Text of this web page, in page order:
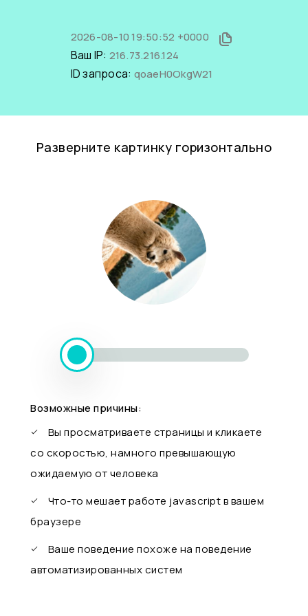
2026-08-10 19:50:52 +0000
Ваш IP: 216.73.216.124
ID запроса: qoaeH0OkgW21
Разверните картинку горизонтально
Возможные причины:
Вы просматриваете страницы и кликаете
со скоростью, намного превышающую
ожидаемую от человека
Что-то мешает работе javascript в вашем
браузере
Ваше поведение похоже на поведение
автоматизированных систем